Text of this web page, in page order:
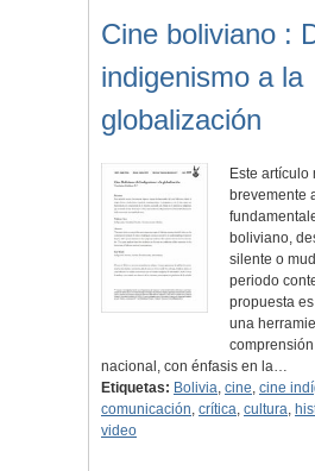
Cine boliviano :
indigenismo a la
globalización
Este artículo
brevemente
boliviano,
silente o
periodo
propuesta
una
nacional, con énfasis en la…
Etiquetas: Bolivia, cine, cine
comunicación, crítica, cultura,
video